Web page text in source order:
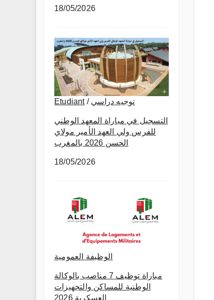
18/05/2026
Etudiant/ توجيه دراسي
التسجيل في مباراة المعهد الوطني
للفرس ولي العهد الأمير مولاي
الحسن 2026 بالمغرب
18/05/2026
الوظيفة العمومية
مباراة توظيف 7 مناصب بالوكالة
الوطنية للمساكن والتجهيزات
العسكرية 2026